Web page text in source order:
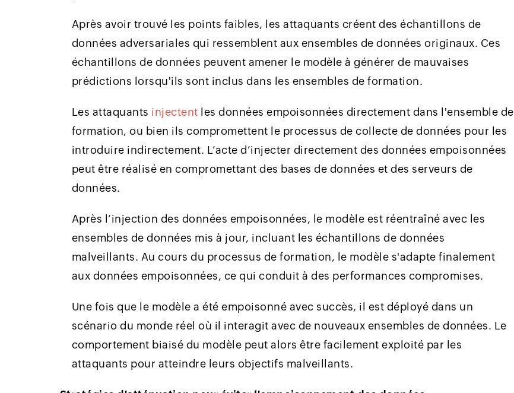
Après avoir trouvé les points faibles, les attaquants créent des échantillons de
données adversariales qui ressemblent aux ensembles de données originaux. Ces
échantillons de données peuvent amener le modèle à générer de mauvaises
prédictions lorsqu'ils sont inclus dans les ensembles de formation.
Les attaquants injectent les données empoisonnées directement dans l'ensemble de
formation, ou bien ils compromettent le processus de collecte de données pour les
introduire indirectement. L’acte d’injecter directement des données empoisonnées
peut être réalisé en compromettant des bases de données et des serveurs de
données.
Après l’injection des données empoisonnées, le modèle est réentraîné avec les
ensembles de données mis à jour, incluant les échantillons de données
malveillants. Au cours du processus de formation, le modèle s'adapte finalement
aux données empoisonnées, ce qui conduit à des performances compromises.
Une fois que le modèle a été empoisonné avec succès, il est déployé dans un
scénario du monde réel où il interagit avec de nouveaux ensembles de données. Le
comportement biaisé du modèle peut alors être facilement exploité par les
attaquants pour atteindre leurs objectifs malveillants.